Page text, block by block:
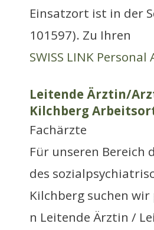
Einsatzort ist in der
101597). Zu Ihren
SWISS LINK Personal
Leitende Ärztin/
Kilchberg
Fachärzte
Für unseren
des
Kilchberg suchen
n Leitende Ärztin /